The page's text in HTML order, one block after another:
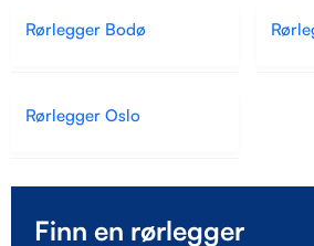
Rørlegger Bodø
Rørlegger Oslo
Finn en rørlegger